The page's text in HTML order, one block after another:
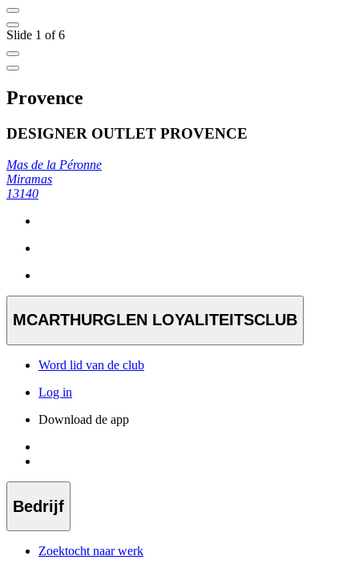
Slide 1 of 6
Provence
DESIGNER OUTLET PROVENCE
Mas de la Péronne
Miramas
13140
MCARTHURGLEN LOYALITEITSCLUB
Word lid van de club
Log in
Download de app
Bedrijf
Zoektocht naar werk